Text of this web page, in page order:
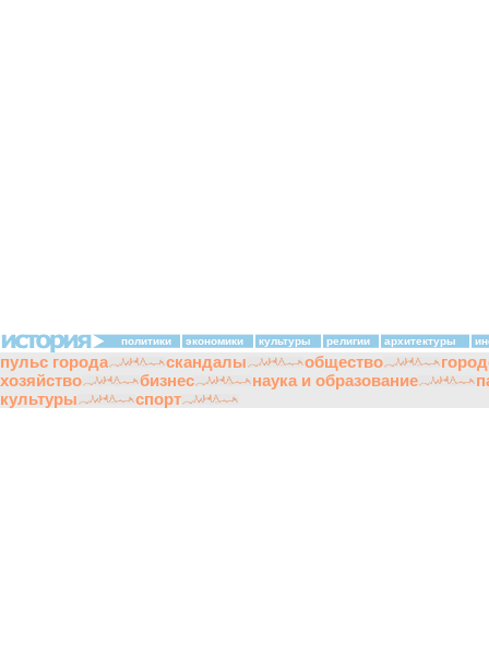
политики экономики культуры религии архитектуры
пульс города скандалы общество
хозяйство
бизнес наука и образование
культуры
спорт